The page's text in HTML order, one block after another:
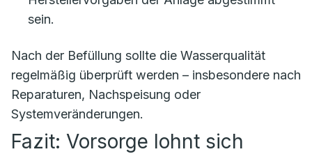
sein.
Nach der Befüllung sollte die Wasserqualität
regelmäßig überprüft werden – insbesondere nach
Reparaturen, Nachspeisung oder
Systemveränderungen.
Fazit: Vorsorge lohnt sich